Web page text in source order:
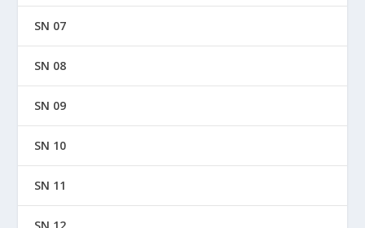
SN 07
SN 08
SN 09
SN 10
SN 11